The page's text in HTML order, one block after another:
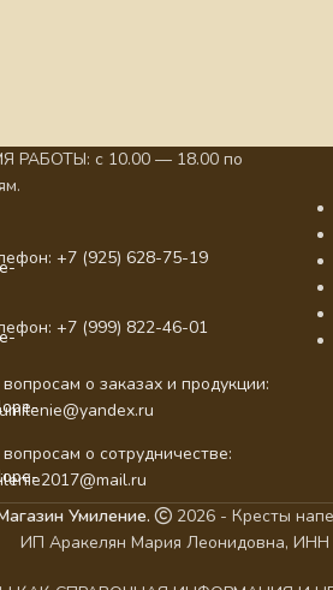
РАБОТЫ: с 10.00 — 18.00 по
+7 (925) 628-75-19
+7 (999) 822-46-01
о заказах и продукции:
о сотрудничестве:
Умиление.
2026 - Кресты
ИП Аракелян Мария Леонидовна, ИНН